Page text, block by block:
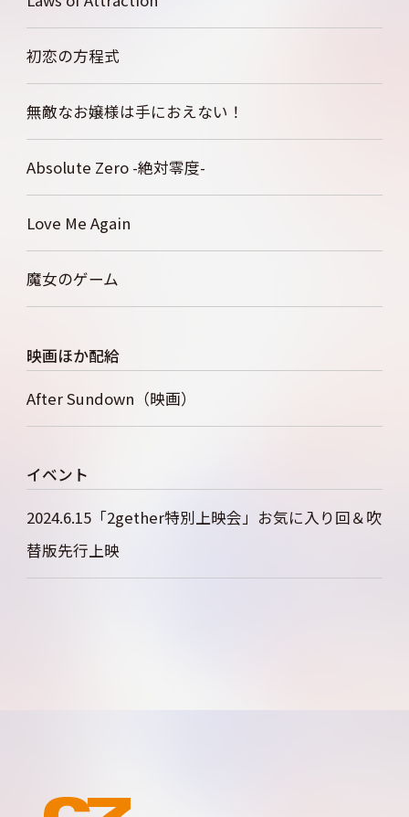
初恋の方程式
無敵なお嬢様は手におえない！
Absolute Zero -絶対零度-
Love Me Again
魔女のゲーム
映画ほか配給
After Sundown（映画）
イベント
2024.6.15「2gether特別上映会」お気に入り回＆吹
替版先行上映